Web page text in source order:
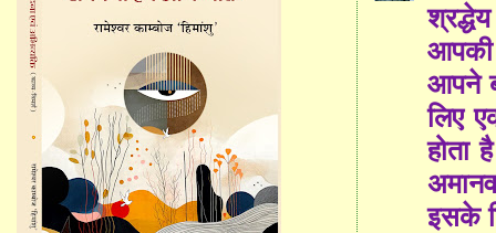
आपकी
आपने
लिए
होता
इसके